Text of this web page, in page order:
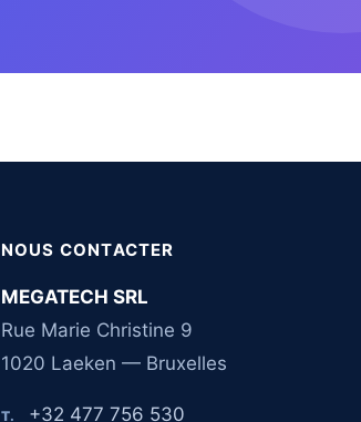
NOUS CONTACTER
MEGATECH SRL
Rue Marie Christine 9
1020 Laeken — Bruxelles
T. +32 477 756 530